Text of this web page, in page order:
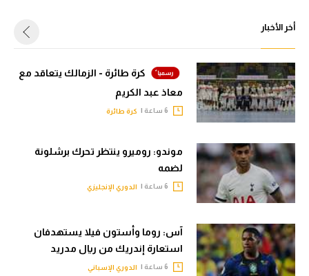
أخر الأخبار
كرة طائرة - الزمالك يتعاقد مع
معاذ عبد الكريم
كرة طائرة
موندو: روميرو ينتظر تحرك برشلونة
لضمه
الدوري الإنجليزي
آس: روما وأستون فيلا يستهدفان
استعارة إندريك من ريال مدريد
الدوري الإسباني